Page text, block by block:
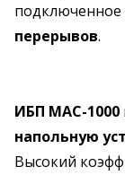
подключенное
перерывов.
ИБП MAC-1000
напольную
Высокий